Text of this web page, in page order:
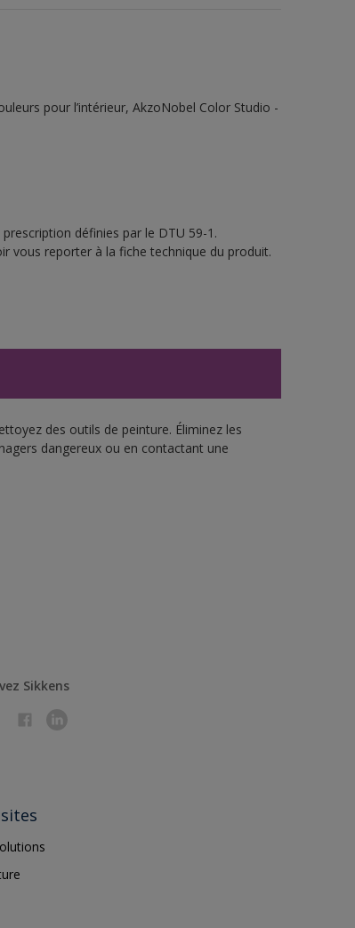
pour l’intérieur, AkzoNobel Color Studio -
définies par le DTU 59-1.
vous reporter à la fiche technique du produit.
des outils de peinture. Éliminez les
dangereux ou en contactant une
Sikkens